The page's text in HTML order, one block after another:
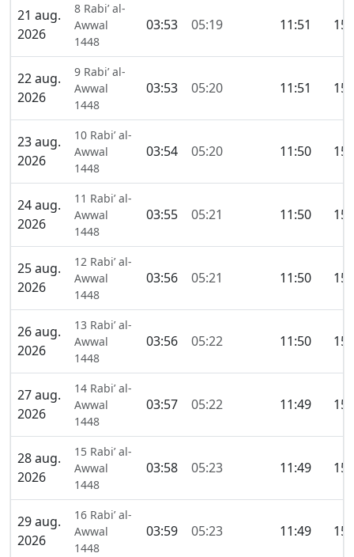
21 aug.
2026
8 Rabi’ al-
Awwal
1448
03:53 05:19 11:51
22 aug.
2026
9 Rabi’ al-
Awwal
1448
03:53 05:20 11:51
23 aug.
2026
10 Rabi’ al-
Awwal
1448
03:54 05:20 11:50
24 aug.
2026
11 Rabi’ al-
Awwal
1448
03:55 05:21 11:50
25 aug.
2026
12 Rabi’ al-
Awwal
1448
03:56 05:21 11:50
26 aug.
2026
13 Rabi’ al-
Awwal
1448
03:56 05:22 11:50
27 aug.
2026
14 Rabi’ al-
Awwal
1448
03:57 05:22 11:49
28 aug.
2026
15 Rabi’ al-
Awwal
1448
03:58 05:23 11:49
29 aug.
2026
16 Rabi’ al-
Awwal
1448
03:59 05:23 11:49